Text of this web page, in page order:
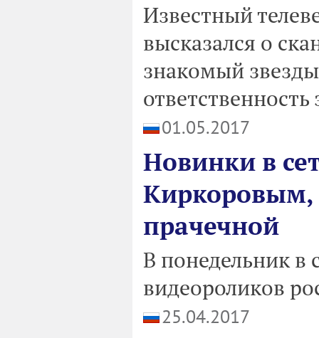
Известный
высказался о
знакомый
01.05.2017
Новинки в
Киркоровым,
прачечной
В понедельник в
видеороликов
25.04.2017